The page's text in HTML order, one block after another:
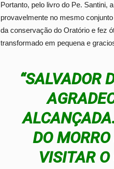
Portanto, pelo livro do Pe. Santini,
provavelmente no mesmo
da conservação do Oratório e fez
transformado em pequena e
“SALVADOR
DO
VISITAR